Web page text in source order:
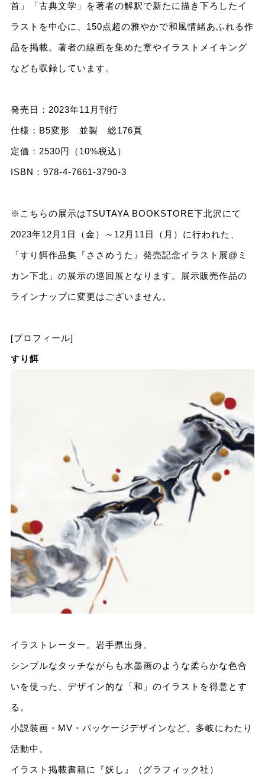
首」「古典文学」を著者の解釈で新たに描き下ろしたイ
ラストを中心に、150点超の雅やかで和風情緒あふれる作
品を掲載。著者の線画を集めた章やイラストメイキング
なども収録しています。
発売日：2023年11月刊行
仕様：B5変形 並製 総176頁
定価：2530円（10%税込）
ISBN：978-4-7661-3790-3
※こちらの展示はTSUTAYA BOOKSTORE下北沢にて
2023年12月1日（金）～12月11日（月）に行われた、
「すり餌作品集『ささめうた』発売記念イラスト展@ミ
カン下北」の展示の巡回展となります。展示販売作品の
ラインナップに変更はございません。
[プロフィール]
すり餌
イラストレーター。岩手県出身。
シンプルなタッチながらも水墨画のような柔らかな色合
いを使った、デザイン的な「和」のイラストを得意とす
る。
小説装画・MV・パッケージデザインなど、多岐にわたり
活動中。
イラスト掲載書籍に『妖し』（グラフィック社）